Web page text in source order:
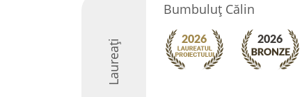
Laureați
Bumbuluț Călin